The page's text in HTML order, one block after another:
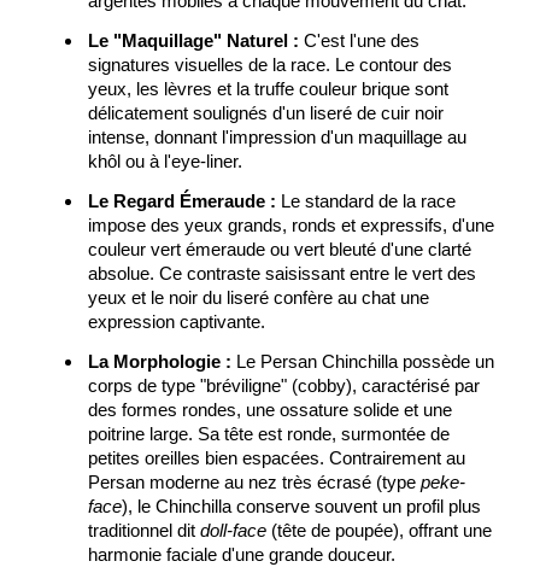
Le "Maquillage" Naturel : C'est l'une des
signatures visuelles de la race. Le contour des
yeux, les lèvres et la truffe couleur brique sont
délicatement soulignés d'un liseré de cuir noir
intense, donnant l'impression d'un maquillage au
khôl ou à l'eye-liner.
Le Regard Émeraude : Le standard de la race
impose des yeux grands, ronds et expressifs, d'une
couleur vert émeraude ou vert bleuté d'une clarté
absolue. Ce contraste saisissant entre le vert des
yeux et le noir du liseré confère au chat une
expression captivante.
La Morphologie : Le Persan Chinchilla possède un
corps de type "bréviligne" (cobby), caractérisé par
des formes rondes, une ossature solide et une
poitrine large. Sa tête est ronde, surmontée de
petites oreilles bien espacées. Contrairement au
Persan moderne au nez très écrasé (type peke-
face), le Chinchilla conserve souvent un profil plus
traditionnel dit doll-face (tête de poupée), offrant une
harmonie faciale d'une grande douceur.